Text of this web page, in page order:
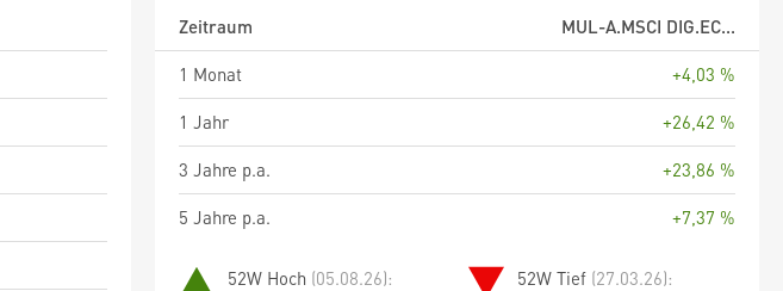
Zeitraum
MUL-A.MSCI DIG.EC...
1 Monat
+4,03 %
1 Jahr
+26,42 %
3 Jahre p.a.
+23,86 %
5 Jahre p.a.
+7,37 %
52W Hoch (05.08.26):
52W Tief (27.03.26):